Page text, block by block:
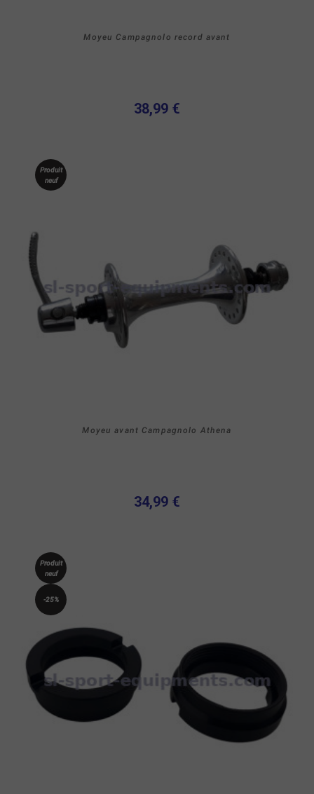
Moyeu Campagnolo record avant
38,99 €
Produit
neuf
Moyeu avant Campagnolo Athena
34,99 €
Produit
neuf
-25%